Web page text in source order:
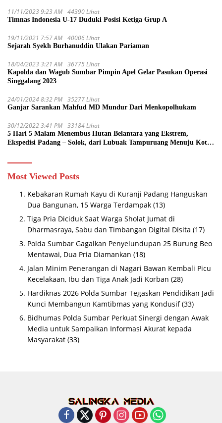
11/11/2023 9:23 AM 44390 Lihat
Timnas Indonesia U-17 Duduki Posisi Ketiga Grup A
19/11/2021 7:57 AM 40006 Lihat
Sejarah Syekh Burhanuddin Ulakan Pariaman
18/04/2023 3:21 AM 36775 Lihat
Kapolda dan Wagub Sumbar Pimpin Apel Gelar Pasukan Operasi
Singgalang 2023
24/01/2024 8:32 PM 35277 Lihat
Ganjar Sarankan Mahfud MD Mundur Dari Menkopolhukam
30/12/2022 3:41 PM 33184 Lihat
5 Hari 5 Malam Menembus Hutan Belantara yang Ekstrem,
Ekspedisi Padang – Solok, dari Lubuak Tampuruang Menuju Koto
Most Viewed Posts
Kebakaran Rumah Kayu di Kuranji Padang Hanguskan
Dua Bangunan, 15 Warga Terdampak (13)
Tiga Pria Diciduk Saat Warga Sholat Jumat di
Dharmasraya, Sabu dan Timbangan Digital Disita (17)
Polda Sumbar Gagalkan Penyelundupan 25 Burung Beo
Mentawai, Dua Pria Diamankan (18)
Jalan Minim Penerangan di Nagari Bawan Kembali Picu
Kecelakaan, Ibu dan Tiga Anak Jadi Korban (28)
Hardiknas 2026 Polda Sumbar Tegaskan Pendidikan Jadi
Kunci Membangun Kamtibmas yang Kondusif (33)
Bidhumas Polda Sumbar Perkuat Sinergi dengan Awak
Media untuk Sampaikan Informasi Akurat kepada
Masyarakat (33)